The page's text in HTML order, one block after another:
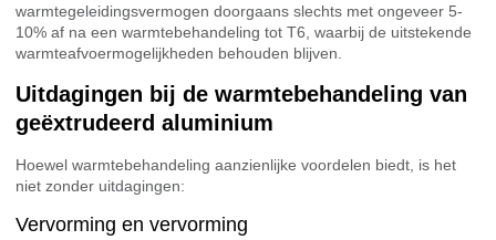
warmtegeleidingsvermogen doorgaans slechts met ongeveer 5-
10% af na een warmtebehandeling tot T6, waarbij de uitstekende
warmteafvoermogelijkheden behouden blijven.
Uitdagingen bij de warmtebehandeling van
geëxtrudeerd aluminium
Hoewel warmtebehandeling aanzienlijke voordelen biedt, is het
niet zonder uitdagingen:
Vervorming en vervorming